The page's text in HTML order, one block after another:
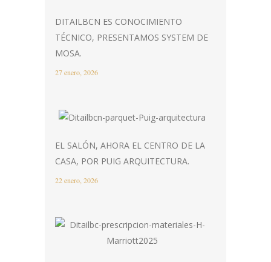
DITAILBCN ES CONOCIMIENTO
TÉCNICO, PRESENTAMOS SYSTEM DE
MOSA.
27 enero, 2026
EL SALÓN, AHORA EL CENTRO DE LA
CASA, POR PUIG ARQUITECTURA.
22 enero, 2026